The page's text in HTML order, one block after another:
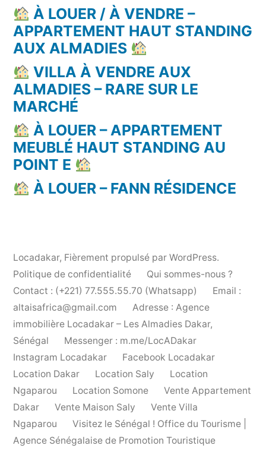
À LOUER / À VENDRE –
APPARTEMENT HAUT STANDING
AUX ALMADIES
VILLA À VENDRE AUX
ALMADIES – RARE SUR LE
MARCHÉ
À LOUER – APPARTEMENT
MEUBLÉ HAUT STANDING AU
POINT E
À LOUER – FANN RÉSIDENCE
Locadakar, Fièrement propulsé par WordPress.
Politique de confidentialité
Qui sommes-nous ?
Contact : (+221) 77.555.55.70 (Whatsapp)
Email :
altaisafrica@gmail.com
Adresse : Agence
immobilière Locadakar – Les Almadies Dakar,
Sénégal
Messenger : m.me/LocADakar
Instagram Locadakar
Facebook Locadakar
Location Dakar
Location Saly
Location
Ngaparou
Location Somone
Vente Appartement
Dakar
Vente Maison Saly
Vente Villa
Ngaparou
Visitez le Sénégal ! Office du Tourisme |
Agence Sénégalaise de Promotion Touristique